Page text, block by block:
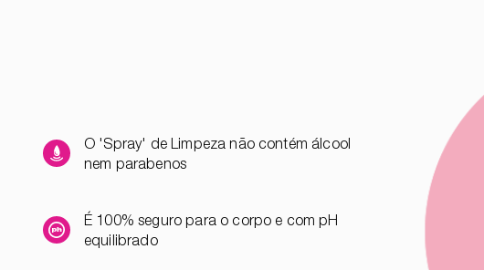
O 'Spray' de Limpeza não contém álcool
nem parabenos
É 100% seguro para o corpo e com pH
equilibrado